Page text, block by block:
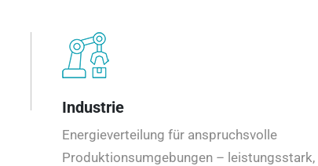
Industrie
Energieverteilung für anspruchsvolle
Produktionsumgebungen – leistungsstark,